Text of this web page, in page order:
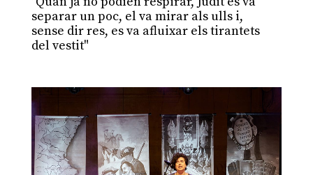
separar un poc, el va mirar als ulls i,
sense dir res, es va afluixar els tirantets
del vestit"